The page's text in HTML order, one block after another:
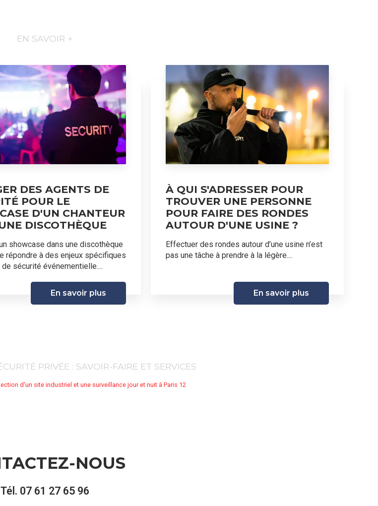
EN SAVOIR +
DES AGENTS DE
POUR LE
D'UN CHANTEUR
DISCOTHÈQUE
showcase dans une discothèque
répondre à des enjeux spécifiques
sécurité événementielle....
En savoir plus
À QUI S'ADRESSER POUR
TROUVER UNE PERSONNE
POUR FAIRE DES RONDES
AUTOUR D'UNE USINE ?
Effectuer des rondes autour d’une usine n’est
pas une tâche à prendre à la légère....
En savoir plus
PRIVÉE : SAVOIR-FAIRE ET SERVICES
d'un site industriel et une surveillance jour et nuit à Paris 12
NOUS
Tél. 07 61 27 65 96